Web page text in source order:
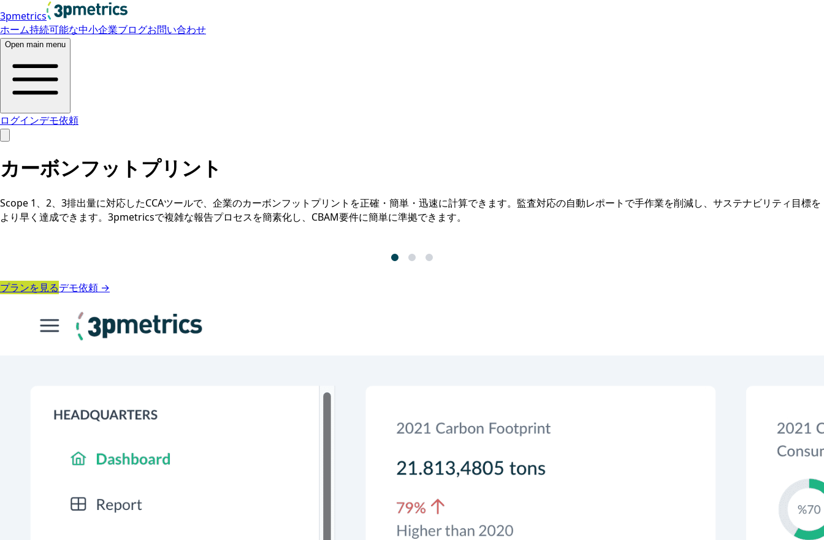
3pmetrics
ホーム持続可能な中小企業ブログお問い合わせ
Open main menu
ログインデモ依頼
カーボンフットプリント
Scope 1、2、3排出量に対応したCCAツールで、企業のカーボンフットプリントを正確・簡単・迅速に計算できます。監査対応の自動レポートで手作業を削減し、サステナビリティ目標を
より早く達成できます。3pmetricsで複雑な報告プロセスを簡素化し、CBAM要件に簡単に準拠できます。
プランを見るデモ依頼 →